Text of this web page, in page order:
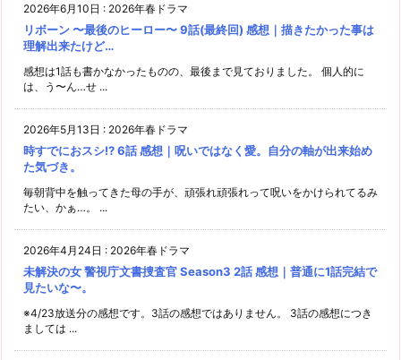
2026年6月10日 : 2026年春ドラマ
リボーン 〜最後のヒーロー〜 9話(最終回) 感想｜描きたかった事は
理解出来たけど…
感想は1話も書かなかったものの、最後まで見ておりました。 個人的に
は、う〜ん…せ ...
2026年5月13日 : 2026年春ドラマ
時すでにおスシ!? 6話 感想｜呪いではなく愛。自分の軸が出来始め
た気づき。
毎朝背中を触ってきた母の手が、頑張れ頑張れって呪いをかけられてるみ
たい、かぁ…。 ...
2026年4月24日 : 2026年春ドラマ
未解決の女 警視庁文書捜査官 Season3 2話 感想｜普通に1話完結で
見たいな〜。
※4/23放送分の感想です。3話の感想ではありません。 3話の感想につき
ましては ...